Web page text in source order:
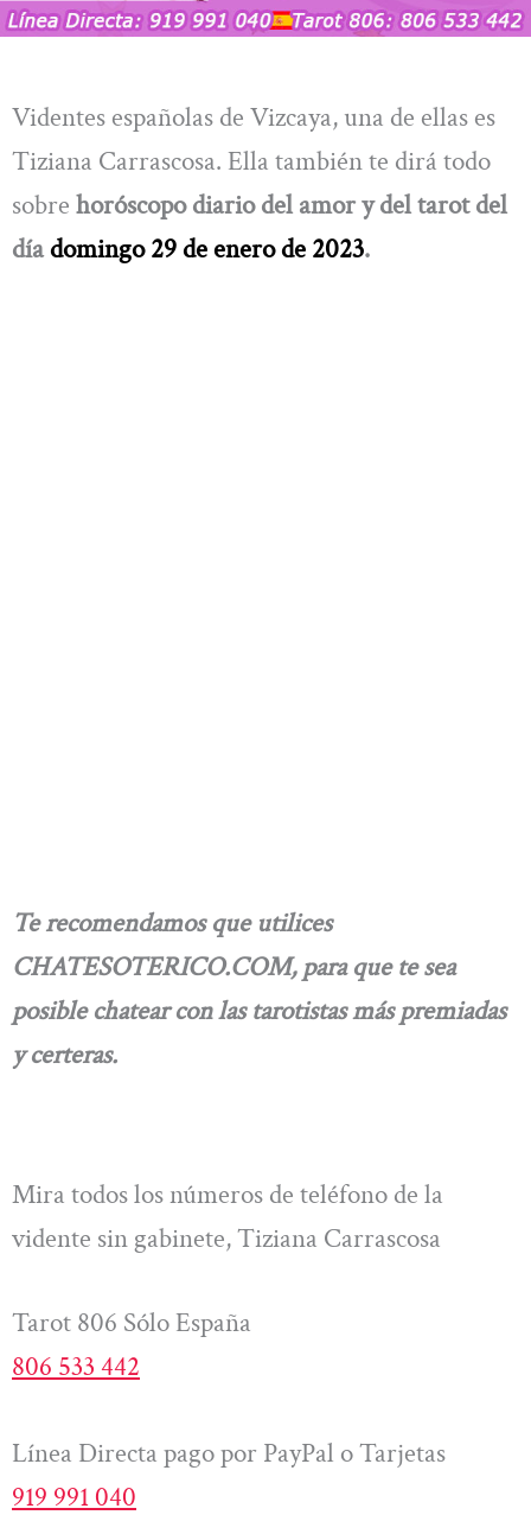
Videntes españolas de Vizcaya, una de ellas es
Tiziana Carrascosa. Ella también te dirá todo
sobre horóscopo diario del amor y del tarot del
díadomingo 29 de enero de 2023.
Te recomendamos que utilices
CHATESOTERICO.COM, para que te sea
posible chatear con las tarotistas más premiadas
y certeras.
Mira todos los números de teléfono de la
vidente sin gabinete, Tiziana Carrascosa
Tarot 806 Sólo España
806 533 442
Línea Directa pago por PayPal o Tarjetas
919 991 040